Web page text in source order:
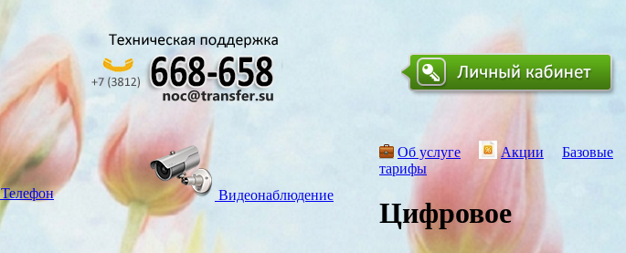
Телефон Видеонаблюдение
Об услуге Акции
Базовые
тарифы
Цифровое